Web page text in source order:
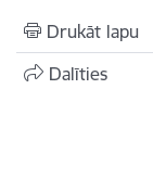
Drukāt lapu
Dalīties